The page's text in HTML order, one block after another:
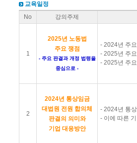
교육일정
No
강의주제
1
2025년 노동법
주요 쟁점
- 주요 판결과 개정 법령을
중심으로 -
- 2024년 주
- 2025년 주
- 2025년 주
2
2024년 통상임금
대법원 전원 합의체
판결의 의미와
기업 대응방안
- 2024년 통
- 이에 따른